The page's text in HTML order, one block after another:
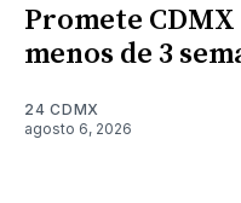
Promete
menos de 3
24 CDMX
agosto 6, 2026